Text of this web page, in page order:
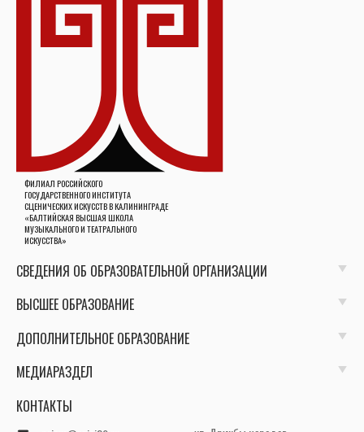
ФИЛИАЛ РОССИЙСКОГО
ГОСУДАРСТВЕННОГО ИНСТИТУТА
СЦЕНИЧЕСКИХ ИСКУССТВ В КАЛИНИНГРАДЕ
«БАЛТИЙСКАЯ ВЫСШАЯ ШКОЛА
МУЗЫКАЛЬНОГО И ТЕАТРАЛЬНОГО
ИСКУССТВА»
СВЕДЕНИЯ ОБ ОБРАЗОВАТЕЛЬНОЙ ОРГАНИЗАЦИИ
ВЫСШЕЕ ОБРАЗОВАНИЕ
ДОПОЛНИТЕЛЬНОЕ ОБРАЗОВАНИЕ
МЕДИАРАЗДЕЛ
КОНТАКТЫ